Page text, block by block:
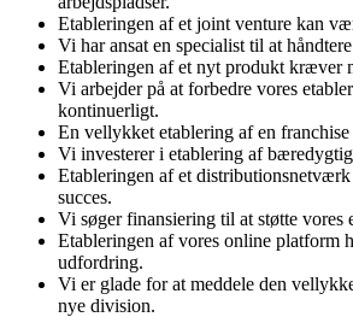
Etableringen af et joint venture kan
Vi har ansat en specialist til at
Etableringen af et nyt produkt kræver
Vi arbejder på at forbedre vores
kontinuerligt.
En vellykket etablering af en
Vi investerer i etablering af
Etableringen af et
succes.
Vi søger finansiering til at støtte vores
Etableringen af vores online platform
udfordring.
Vi er glade for at meddele den
nye division.